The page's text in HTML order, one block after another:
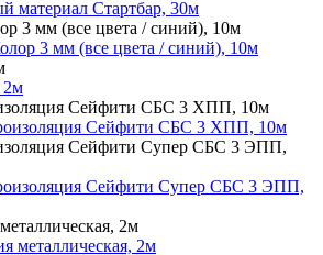
3 мм (все цвета / синий), 10м
Сейфити СБС 3 ХПП, 10м
Сейфити Супер СБС 3 ЭПП,
2м